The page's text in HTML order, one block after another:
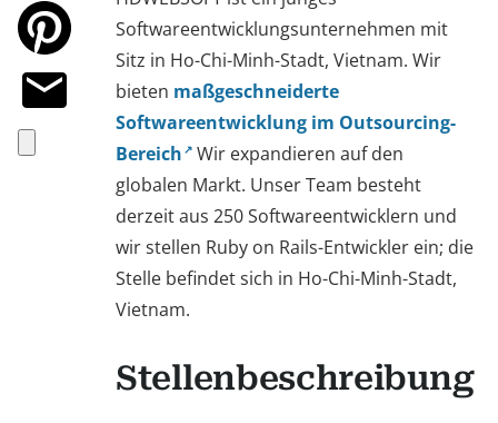
Softwareentwicklungsunternehmen mit
Sitz in Ho-Chi-Minh-Stadt, Vietnam. Wir
bieten maßgeschneiderte
Softwareentwicklung im Outsourcing-
Bereich
Wir expandieren auf den
globalen Markt. Unser Team besteht
derzeit aus 250 Softwareentwicklern und
wir stellen Ruby on Rails-Entwickler ein; die
Stelle befindet sich in Ho-Chi-Minh-Stadt,
Vietnam.
Stellenbeschreibung